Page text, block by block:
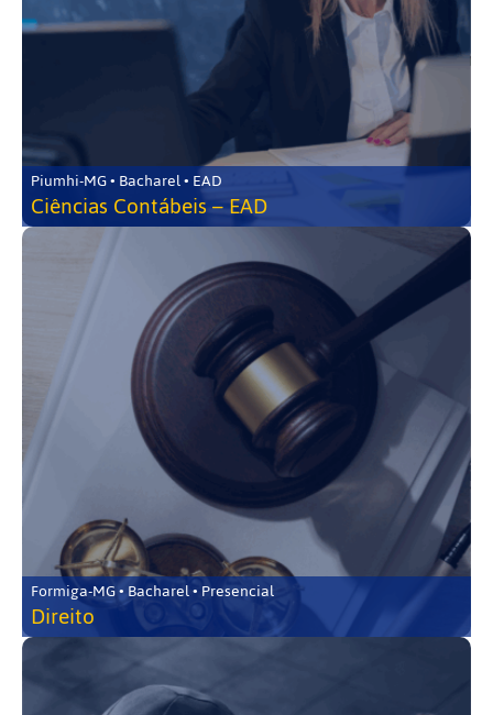
Piumhi-MG • Bacharel • EAD
Ciências Contábeis – EAD
Formiga-MG • Bacharel • Presencial
Direito